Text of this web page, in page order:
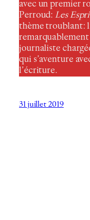
avec un premier
Perroud:Les
thème troublant:
journaliste
qui s’aventure
l’écriture.
31 juillet 2019